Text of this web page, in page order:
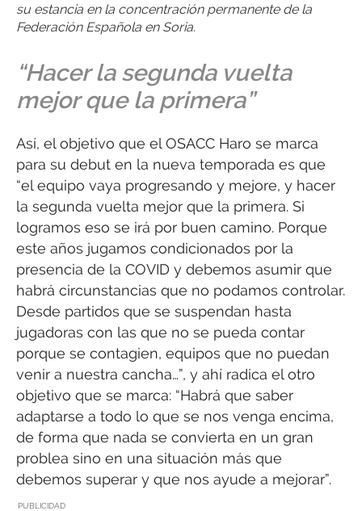
su estancia en la concentración permanente de la
Federación Española en Soria.
“Hacer la segunda vuelta
mejor que la primera”
Así, el objetivo que el OSACC Haro se marca
para su debut en la nueva temporada es que
“el equipo vaya progresando y mejore, y hacer
la segunda vuelta mejor que la primera. Si
logramos eso se irá por buen camino. Porque
este años jugamos condicionados por la
presencia de la COVID y debemos asumir que
habrá circunstancias que no podamos controlar.
Desde partidos que se suspendan hasta
jugadoras con las que no se pueda contar
porque se contagien, equipos que no puedan
venir a nuestra cancha…”, y ahí radica el otro
objetivo que se marca: “Habrá que saber
adaptarse a todo lo que se nos venga encima,
de forma que nada se convierta en un gran
problea sino en una situación más que
debemos superar y que nos ayude a mejorar”.
PUBLICIDAD